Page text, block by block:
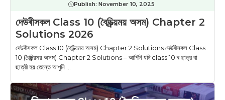
Publish: November 10, 2025
দেউৰীসকল Class 10 (বৈচিত্ৰ্য়ময় অসম) Chapter 2
Solutions 2026
দেউৰীসকল Class 10 (বৈচিত্ৰ্য়ময় অসম) Chapter 2 Solutions দেউৰীসকল Class
10 (বৈচিত্ৰ্য়ময় অসম) Chapter 2 Solutions – আপিনি যদি class 10 ৰ ছাত্র বা
ছাত্রী হয় তেন্তে আপুনি ...